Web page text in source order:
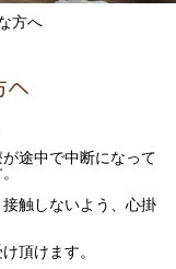
方へ
へ
途中で中断になって
触しないよう、心掛
頂けます。